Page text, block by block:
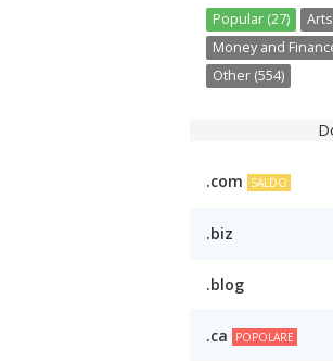
Popular (27)
Money and
Other (554)
.com SALDO
.biz
.blog
.ca POPOLARE